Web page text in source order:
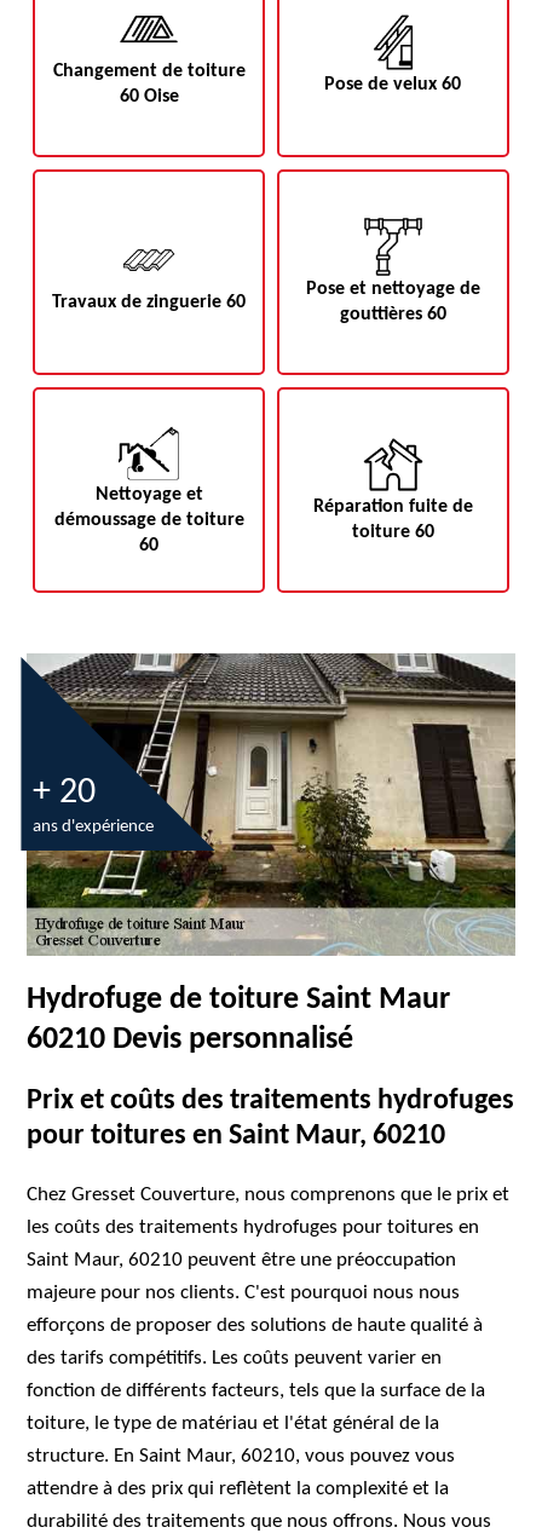
Changement de toiture
60 Oise
Pose de velux 60
Travaux de zinguerie 60
Pose et nettoyage de
gouttières 60
Nettoyage et
démoussage de toiture
60
Réparation fuite de
toiture 60
+ 20
ans d'expérience
Hydrofuge de toiture Saint Maur
60210 Devis personnalisé
Prix et coûts des traitements hydrofuges
pour toitures en Saint Maur, 60210
Chez Gresset Couverture, nous comprenons que le prix et
les coûts des traitements hydrofuges pour toitures en
Saint Maur, 60210 peuvent être une préoccupation
majeure pour nos clients. C'est pourquoi nous nous
efforçons de proposer des solutions de haute qualité à
des tarifs compétitifs. Les coûts peuvent varier en
fonction de différents facteurs, tels que la surface de la
toiture, le type de matériau et l'état général de la
structure. En Saint Maur, 60210, vous pouvez vous
attendre à des prix qui reflètent la complexité et la
durabilité des traitements que nous offrons. Nous vous